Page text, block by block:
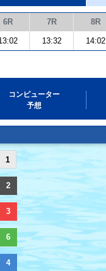
6R 7R 8R
13:32 14:02
コンピューター
予想
1
2
3
6
4